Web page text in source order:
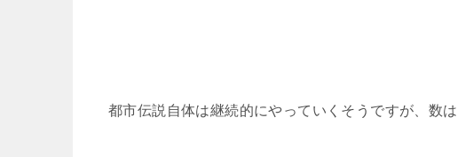
都市伝説自体は継続的にやっていくそうですが、数